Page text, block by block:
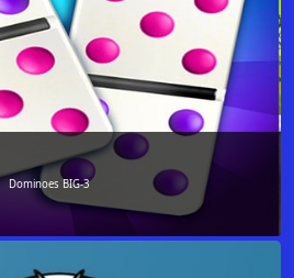
Dominoes BIG-3